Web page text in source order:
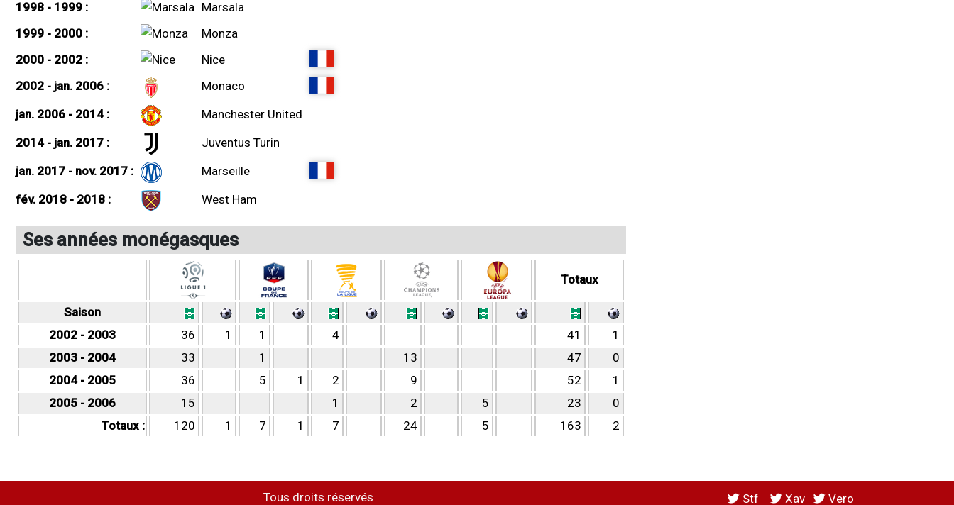
1998 - 1999 :
Marsala
1999 - 2000 :
Monza
2000 - 2002 :
Nice
2002 - jan. 2006 :
Monaco
jan. 2006 - 2014 :
Manchester United
2014 - jan. 2017 :
Juventus Turin
jan. 2017 - nov. 2017 :
Marseille
fév. 2018 - 2018 :
West Ham
Ses années monégasques
Totaux
Saison
2002 - 2003
36 1 1 4 41
1
2003 - 2004
33 1 13 47
0
2004 - 2005
36 5 1 2 9 52
1
2005 - 2006
15 1 2 5 23
0
Totaux :
120 1 7 1 7 24 5 163 2
Tous droits réservés Stf Xav Vero